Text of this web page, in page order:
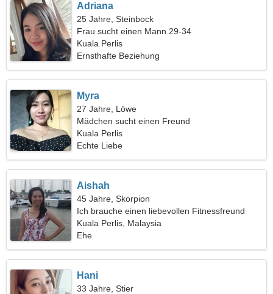
Adriana
25 Jahre, Steinbock
Frau sucht einen Mann 29-34
Kuala Perlis
Ernsthafte Beziehung
Myra
27 Jahre, Löwe
Mädchen sucht einen Freund
Kuala Perlis
Echte Liebe
Aishah
45 Jahre, Skorpion
Ich brauche einen liebevollen Fitnessfreund
Kuala Perlis, Malaysia
Ehe
Hani
33 Jahre, Stier